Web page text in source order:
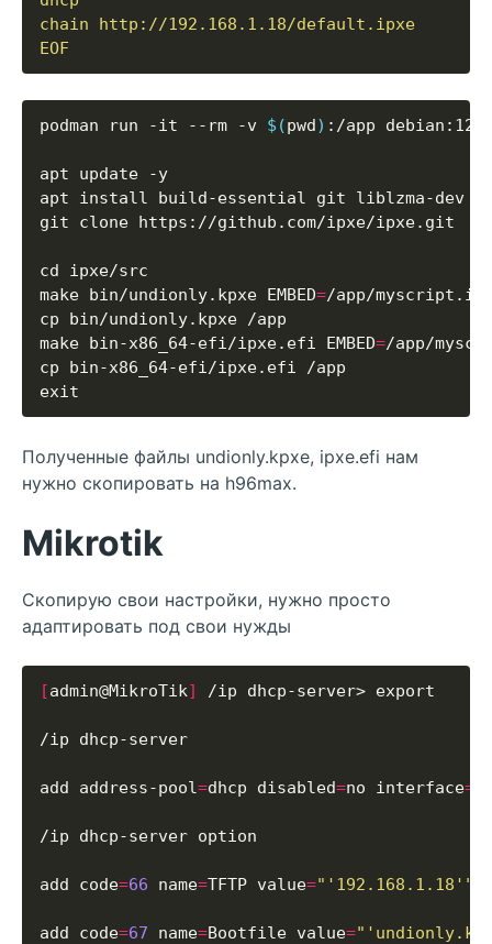
EOF
podman run -it --rm -v $(pwd)
make bin/undionly.kpxe EMBED=
make bin-x86_64-efi/ipxe.efi EMBED=
Полученные файлы undionly.kpxe, ipxe.efi нам
нужно скопировать на h96max.
Mikrotik
Скопирую свои настройки, нужно просто
адаптировать под свои нужды
[admin@MikroTik]
add address-pool=dhcp disabled=no interface=
add code=66 name=TFTP value="'192.168.1.18'"
add code=67 name=Bootfile value=